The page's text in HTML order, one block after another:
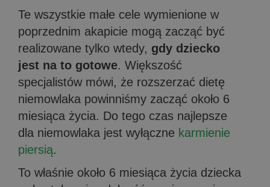
Te wszystkie małe cele wymienione w
poprzednim akapicie mogą zacząć być
realizowane tylko wtedy, gdy dziecko
jest na to gotowe. Większość
specjalistów mówi, że rozszerzać dietę
niemowlaka powinniśmy zacząć około 6
miesiąca życia. Do tego czas najlepsze
dla niemowlaka jest wyłączne karmienie
piersią.
To właśnie około 6 miesiąca życia dziecka